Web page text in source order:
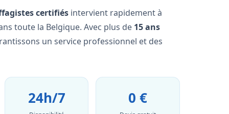
certifiés intervient rapidement à
toute la Belgique. Avec plus de 15 ans
un service professionnel et des
24h/7 0 €